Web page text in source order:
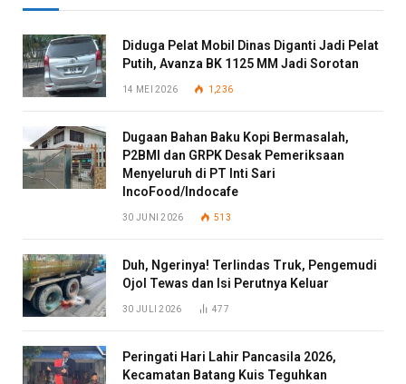
Diduga Pelat Mobil Dinas Diganti Jadi Pelat
Putih, Avanza BK 1125 MM Jadi Sorotan
14 MEI 2026 1,236
Dugaan Bahan Baku Kopi Bermasalah,
P2BMI dan GRPK Desak Pemeriksaan
Menyeluruh di PT Inti Sari
IncoFood/Indocafe
30 JUNI 2026 513
Duh, Ngerinya! Terlindas Truk, Pengemudi
Ojol Tewas dan Isi Perutnya Keluar
30 JULI 2026 477
Peringati Hari Lahir Pancasila 2026,
Kecamatan Batang Kuis Teguhkan